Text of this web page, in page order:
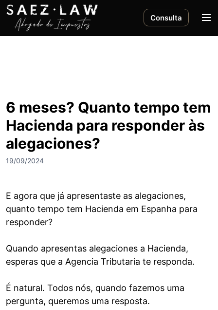
Consulta
M
6 meses? Quanto tempo tem
Hacienda para responder às
alegaciones?
19/09/2024
E agora que já apresentaste as alegaciones,
quanto tempo tem Hacienda em Espanha para
responder?
Quando apresentas alegaciones a Hacienda,
esperas que a Agencia Tributaria te responda.
É natural. Todos nós, quando fazemos uma
pergunta, queremos uma resposta.